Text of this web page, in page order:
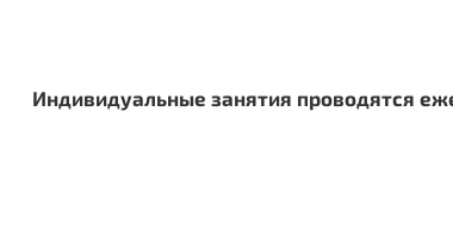
Индивидуальные занятия проводятся